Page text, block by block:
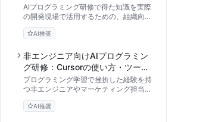
ファレンス
AIプログラミング研修で得た知識を実際
の開発現場で活用するための、組織向け
API実装標準リファレンスと運用ガイ
ド。セキュリティ要件、エラーハンドリ
進するマネージャーやリードエンジニア
必見の実践的アプローチを解説します。
AI推奨
非エンジニア向けAIプログラミン
グ研修：Cursorの使い方・ツール
比較と挫折しない内製化ステップ
プログラミング学習で挫折した経験を持
つ非エンジニアやマーケティング担当者
へ。次世代エディタ「Cursor」を活用
した新しいAIプログラミング研修のアプ
AI推奨